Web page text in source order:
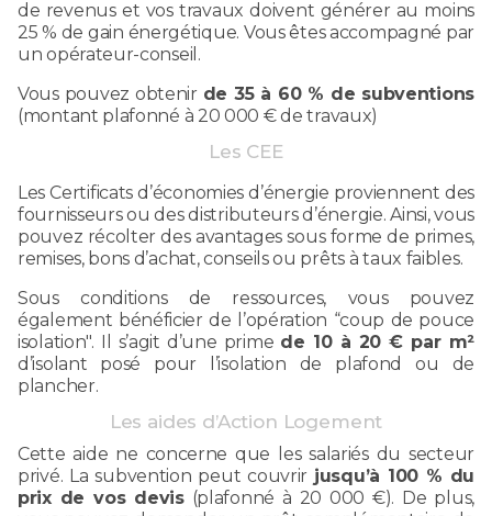
de revenus et vos travaux doivent générer au moins
25 % de gain énergétique. Vous êtes accompagné par
un opérateur-conseil.
Vous pouvez obtenir de 35 à 60 % de subventions
(montant plafonné à 20 000 € de travaux)
Les CEE
Les Certificats d’économies d’énergie proviennent des
fournisseurs ou des distributeurs d’énergie. Ainsi, vous
pouvez récolter des avantages sous forme de primes,
remises, bons d’achat, conseils ou prêts à taux faibles.
Sous conditions de ressources, vous pouvez
également bénéficier de l’opération “coup de pouce
isolation". Il s’agit d’une prime de 10 à 20 € par m²
d’isolant posé pour l’isolation de plafond ou de
plancher.
Les aides d’Action Logement
Cette aide ne concerne que les salariés du secteur
privé. La subvention peut couvrir jusqu’à 100 % du
prix de vos devis(plafonné à 20 000 €). De plus,